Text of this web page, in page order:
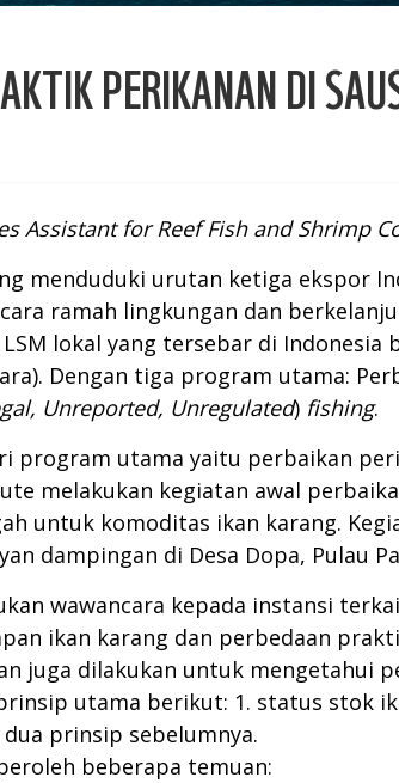
PERIKANAN DI
Assistant for Reef Fish and Shrimp
menduduki urutan ketiga ekspor
ramah lingkungan dan
LSM lokal yang tersebar di
Dengan tiga program utama:
Unreported, Unregulated) fishing.
program utama yaitu perbaikan
melakukan kegiatan awal
untuk komoditas ikan karang.
dampingan di Desa Dopa, Pulau
wawancara kepada instansi
ikan karang dan perbedaan
juga dilakukan untuk mengetahui
utama berikut: 1. status stok
prinsip sebelumnya.
beberapa temuan: